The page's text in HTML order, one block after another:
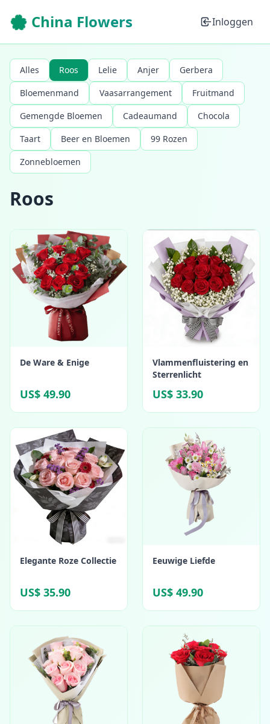
🌸 China Flowers Inloggen
Alles Roos Lelie Anjer
Gerbera
Bloemenmand
Vaasarrangement
Fruitmand
Gemengde Bloemen
Cadeaumand
Chocola
Taart
Beer en Bloemen
99 Rozen
Zonnebloemen
Roos
De Ware & Enige
US$ 49.90
Vlammenfluistering en
Sterrenlicht
US$ 33.90
Elegante Roze Collectie
US$ 35.90
Eeuwige Liefde
US$ 49.90